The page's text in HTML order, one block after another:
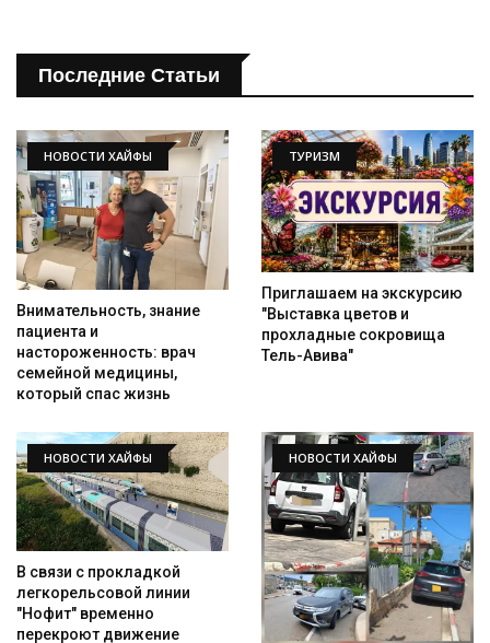
Последние Статьи
НОВОСТИ ХАЙФЫ
Внимательность, знание
пациента и
настороженность: врач
семейной медицины,
который спас жизнь
ТУРИЗМ
Приглашаем на экскурсию
"Выставка цветов и
прохладные сокровища
Тель-Авива"
НОВОСТИ ХАЙФЫ
В связи с прокладкой
легкорельсовой линии
"Нофит" временно
перекроют движение
НОВОСТИ ХАЙФЫ